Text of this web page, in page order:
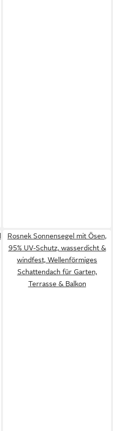
Rosnek Sonnensegel mit Ösen,
95% UV-Schutz, wasserdicht &
windfest, Wellenförmiges
Schattendach für Garten,
Terrasse & Balkon